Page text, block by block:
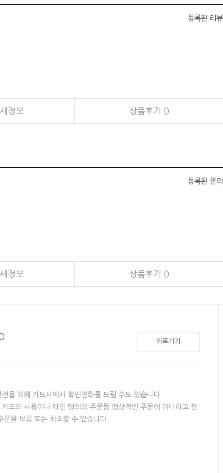
등록된 리
정보 상품후기 ()
등록된 문
정보 상품후기 ()
위로가기
을 위해 카드사에서 확인전화를 드릴 수도 있습니다.
드의 사용이나 타인 명의의 주문등 정상적인 주문이 아니라고 판
문을 보류 또는 취소할 수 있습니다.